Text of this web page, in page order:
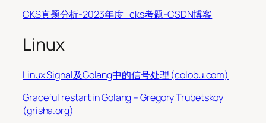
CKS真题分析-2023年度_cks考题-CSDN博客
Linux
Linux Signal及Golang中的信号处理 (colobu.com)
Graceful restart in Golang – Gregory Trubetskoy
(grisha.org)